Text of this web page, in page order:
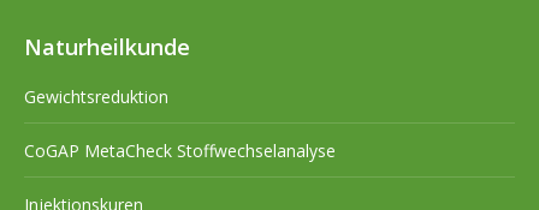
Naturheilkunde
Gewichtsreduktion
CoGAP MetaCheck Stoffwechselanalyse
Injektionskuren